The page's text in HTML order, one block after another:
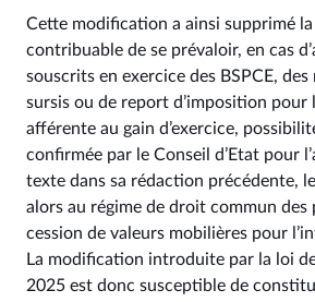
Cette modification a ainsi supprimé
contribuable de se prévaloir, en cas
souscrits en exercice des BSPCE, des
sursis ou de report d’imposition pour
afférente au gain d’exercice,
confirmée par le Conseil d’Etat pour
texte dans sa rédaction précédente,
alors au régime de droit commun des
cession de valeurs mobilières pour
La modification introduite par la loi
2025 est donc susceptible de